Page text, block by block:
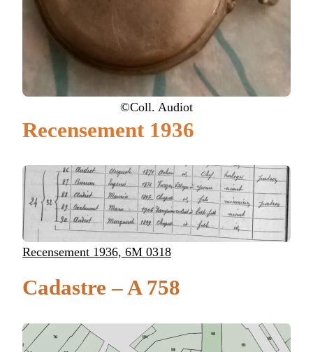
©Coll. Audiot
Recensement 1936
Recensement 1936, 6M 0318
Cadastre – A 758